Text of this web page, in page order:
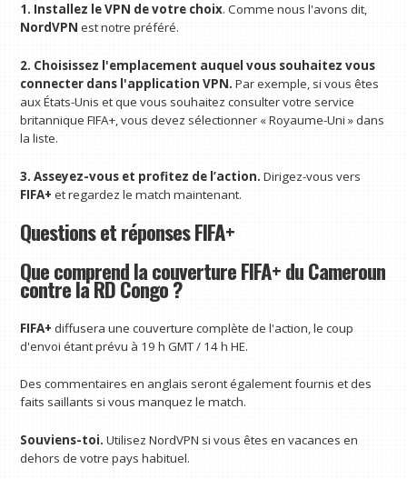
1. Installez le VPN de votre choix. Comme nous l'avons dit,
NordVPN est notre préféré.
2. Choisissez l'emplacement auquel vous souhaitez vous
connecter dans l'application VPN.Par exemple, si vous êtes
aux États-Unis et que vous souhaitez consulter votre service
britannique FIFA+, vous devez sélectionner « Royaume-Uni » dans
la liste.
3. Asseyez-vous et profitez de l’action.Dirigez-vous vers
FIFA+ et regardez le match maintenant.
Questions et réponses FIFA+
Que comprend la couverture FIFA+ du Cameroun
contre la RD Congo ?
FIFA+ diffusera une couverture complète de l'action, le coup
d'envoi étant prévu à 19 h GMT / 14 h HE.
Des commentaires en anglais seront également fournis et des
faits saillants si vous manquez le match.
Souviens-toi.Utilisez NordVPN si vous êtes en vacances en
dehors de votre pays habituel.